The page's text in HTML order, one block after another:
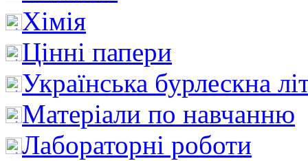
Хімія
Цінні папери
Українська бурлескна
Матеріали по навчанню
Лабораторні роботи